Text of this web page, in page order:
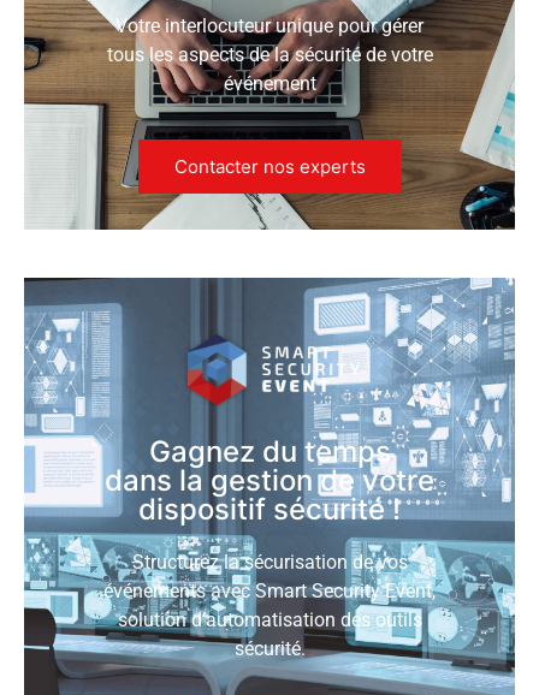
Votre interlocuteur unique pour gérer
tous les aspects de la sécurité de votre
événement
Contacter nos experts
Gagnez du temps
dans la gestion de votre
dispositif sécurité !
Structurez la sécurisation de vos
événements avec Smart Security Event,
solution d’automatisation des outils
sécurité.